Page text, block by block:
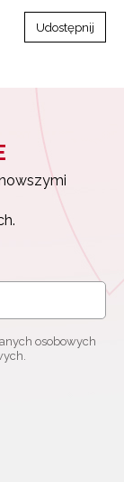
Udostępnij
osobowych